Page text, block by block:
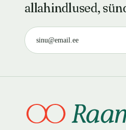
allahindlused,